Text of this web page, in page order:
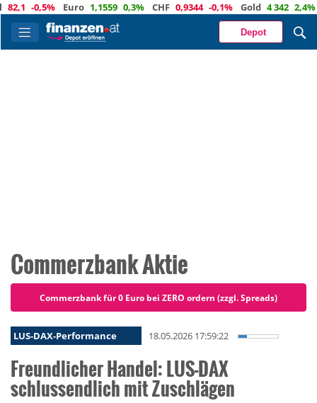
Euro 1,1559 0,3% CHF 0,9344 -0,1% Gold 4 342 2,4%
Depot
Commerzbank Aktie
Commerzbank für 0 Euro bei ZERO ordern (zzgl. Spreads)
LUS-DAX-Performance 18.05.2026 17:59:22
Freundlicher Handel: LUS-DAX
schlussendlich mit Zuschlägen